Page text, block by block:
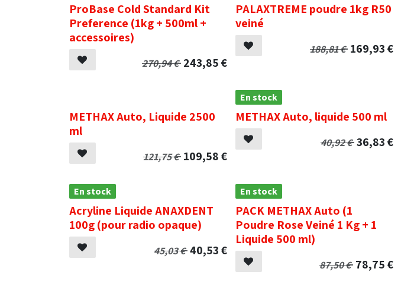
ProBase Cold Standard Kit
Preference (1kg + 500ml +
accessoires)
270,94€ 243,85€
PALAXTREME poudre 1kg R50
veiné
188,81€ 169,93€
METHAX Auto, Liquide 2500
ml
121,75€ 109,58€
En stock
METHAX Auto, liquide 500 ml
40,92€ 36,83€
En stock
Acryline Liquide ANAXDENT
100g (pour radio opaque)
45,03€ 40,53€
En stock
PACK METHAX Auto (1
Poudre Rose Veiné 1 Kg + 1
Liquide 500 ml)
87,50€ 78,75€